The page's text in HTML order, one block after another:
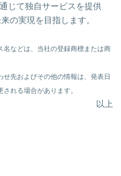
じて独自サービスを提供
の実現を目指します。
名などは、当社の登録商標または商
せ先およびその他の情報は、発表日
れる場合があります。
以上